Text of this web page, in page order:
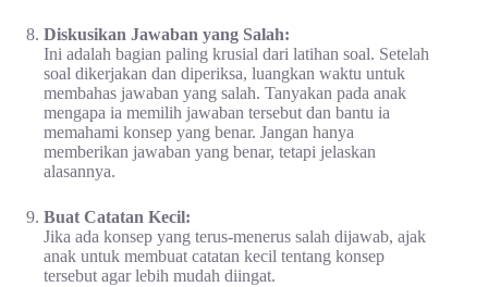
Diskusikan Jawaban yang Salah:
Ini adalah bagian paling krusial dari latihan soal. Setelah
soal dikerjakan dan diperiksa, luangkan waktu untuk
membahas jawaban yang salah. Tanyakan pada anak
mengapa ia memilih jawaban tersebut dan bantu ia
memahami konsep yang benar. Jangan hanya
memberikan jawaban yang benar, tetapi jelaskan
alasannya.
Buat Catatan Kecil:
Jika ada konsep yang terus-menerus salah dijawab, ajak
anak untuk membuat catatan kecil tentang konsep
tersebut agar lebih mudah diingat.